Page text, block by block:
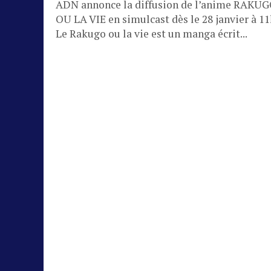
ADN annonce la diffusion de l’anime
OU LA VIE en simulcast dès le 28 janvier à
Le Rakugo ou la vie est un manga écrit...